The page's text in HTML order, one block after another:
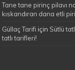
Tane tane pirinç pilavı
kıskandıran dana etli
Güllaç Tarifi için Sütlü
tatlı tarifleri!